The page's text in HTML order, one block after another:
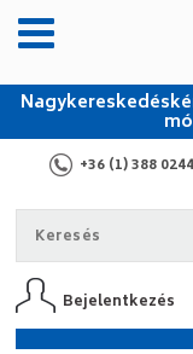
+36 (1) 388 0244
Bejelentkezés